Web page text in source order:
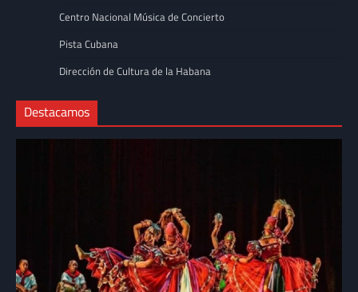
Centro Nacional Música de Concierto
Pista Cubana
Dirección de Cultura de la Habana
Destacamos